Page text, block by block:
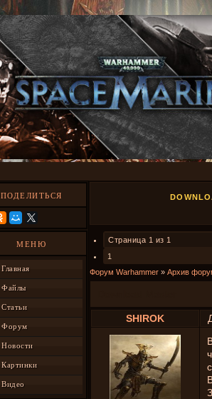
ПОДЕЛИТЬСЯ
МЕНЮ
Главная
Файлы
Статьи
Форум
Новости
Картинки
Видео
Страница 1 из 1
1
Форум Warhammer » Архив
SHIROK